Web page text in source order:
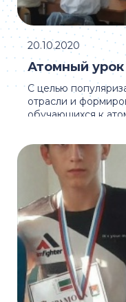
С целью
отрасли и
обучающихся к
Атомный урок
20.10.2020